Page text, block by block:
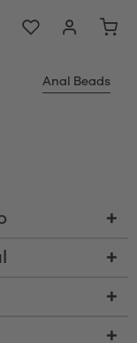
Anal Beads